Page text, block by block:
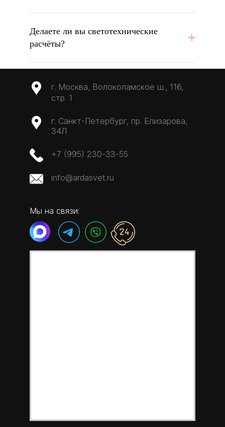
Делаете ли вы светотехнические
расчёты?
г. Москва, Волоколамское ш., 116,
стр. 1
г. Санкт-Петербург, пр. Елизарова,
34Л
+7 (995) 230-33-55
info@ardasvet.ru
Мы на связи: